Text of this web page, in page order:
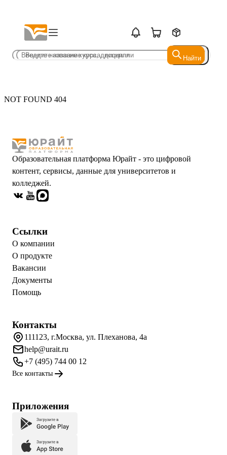
Найти
Найти
NOT FOUND 404
Образовательная платформа Юрайт - это цифровой
контент, сервисы, данные для университетов и
колледжей.
Ссылки
О компании
О продукте
Вакансии
Документы
Помощь
Контакты
111123, г.Москва, ул. Плеханова, 4а
help@urait.ru
+7 (495) 744 00 12
Все контакты
Приложения